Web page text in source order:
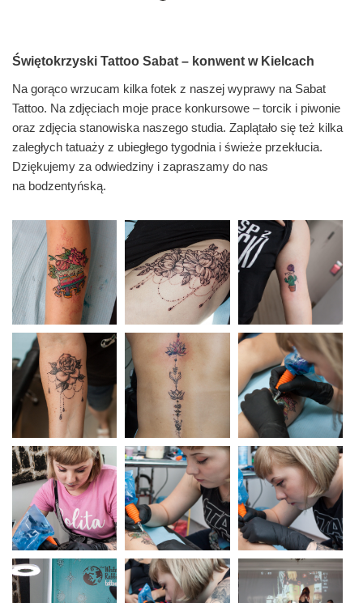
Świętokrzyski Tattoo Sabat – konwent w Kielcach
Na gorąco wrzucam kilka fotek z naszej wyprawy na Sabat
Tattoo. Na zdjęciach moje prace konkursowe – torcik i piwonie
oraz zdjęcia stanowiska naszego studia. Zaplątało się też kilka
zaległych tatuaży z ubiegłego tygodnia i świeże przekłucia.
Dziękujemy za odwiedziny i zapraszamy do nas
na bodzentyńską.